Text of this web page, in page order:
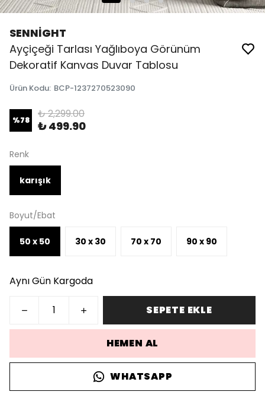
SENNİGHT
Ayçiçeği Tarlası Yağlıboya Görünüm
Dekoratif Kanvas Duvar Tablosu
Ürün Kodu: BCP-1237270523090
%78 ₺ 2,299.00
₺ 499.90
Renk
karışık
Boyut/Ebat
50 x 50 30 x 30 70 x 70 90 x 90
Aynı Gün Kargoda
SEPETE EKLE
HEMEN AL
WHATSAPP